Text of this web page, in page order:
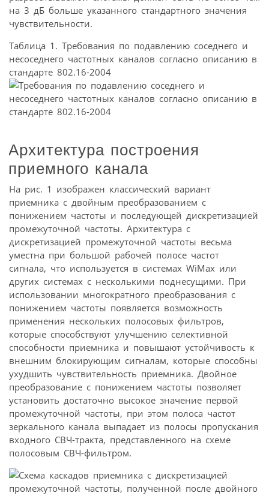
на 3 дБ больше указанного стандартного значения
чувствительности.
Таблица 1. Требования по подавлению соседнего и
несоседнего частотных каналов согласно описанию в
стандарте 802.16-2004
Архитектура построения
приемного канала
На рис. 1 изображен классический вариант
приемника с двойным преобразованием с
понижением частоты и последующей дискретизацией
промежуточной частоты. Архитектура с
дискретизацией промежуточной частоты весьма
уместна при большой рабочей полосе частот
сигнала, что используется в системах WiMax или
других системах с несколькими поднесущими. При
использовании многократного преобразования с
понижением частоты появляется возможность
применения нескольких полосовых фильтров,
которые способствуют улучшению селективной
способности приемника и повышают устойчивость к
внешним блокирующим сигналам, которые способны
ухудшить чувствительность приемника. Двойное
преобразование с понижением частоты позволяет
установить достаточно высокое значение первой
промежуточной частоты, при этом полоса частот
зеркального канала выпадает из полосы пропускания
входного СВЧ-тракта, представленного на схеме
полосовым СВЧ-фильтром.